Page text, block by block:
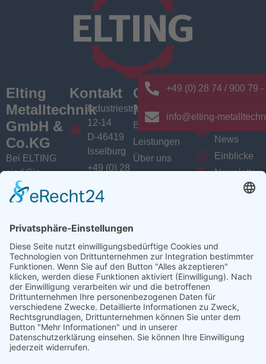
Elting
Metalltechnik
GmbH &
Co.KG
Bei ELTING
sind Sie
richtig, wenn
Sie Fachleute
Profilbearbeitung,
Abkanttechnik,
Schweißtechnik
oder
Baugruppenfertigung
suchen.
Ansprechpartner
Kontakt
Industriestrasse
12-14
D-46419
Isselburg
+49 (0) 28
79 - 0
metalltechnik.de
Quick
Menü
Branchen
Leistungen
Über uns
News/
Aktuelles
News
Einblicke
Newsletter
Linkedin
YouTube
+49 (0) 28 74 / 900 79 -
info@elting-